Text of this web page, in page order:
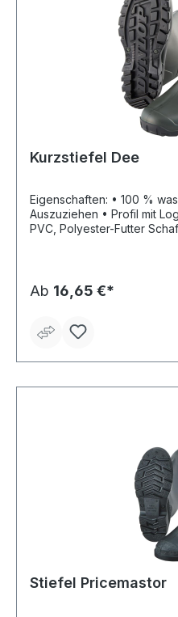
Kurzstiefel Dee
Eigenschaften: • 100 % wasserdicht • Leichtes An- und
Auszuziehen • Profil mit Logo • Ohne Stahlteile Material:
Ab 16,65 €*
Stiefel Pricemastor